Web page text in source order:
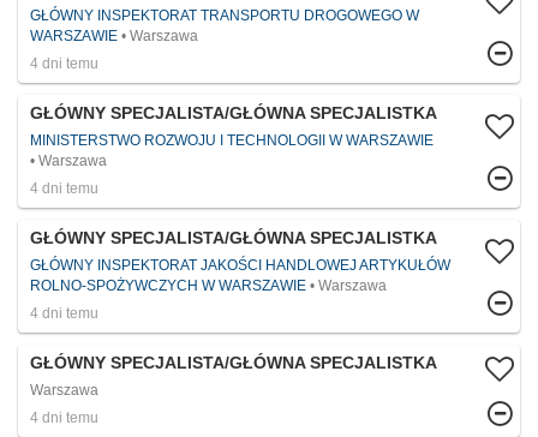
GŁÓWNY INSPEKTORAT TRANSPORTU DROGOWEGO W
WARSZAWIE
Warszawa
4 dni temu
GŁÓWNY SPECJALISTA/GŁÓWNA SPECJALISTKA
MINISTERSTWO ROZWOJU I TECHNOLOGII W WARSZAWIE
Warszawa
4 dni temu
GŁÓWNY SPECJALISTA/GŁÓWNA SPECJALISTKA
GŁÓWNY INSPEKTORAT JAKOŚCI HANDLOWEJ ARTYKUŁÓW
ROLNO-SPOŻYWCZYCH W WARSZAWIE
Warszawa
4 dni temu
GŁÓWNY SPECJALISTA/GŁÓWNA SPECJALISTKA
Warszawa
4 dni temu